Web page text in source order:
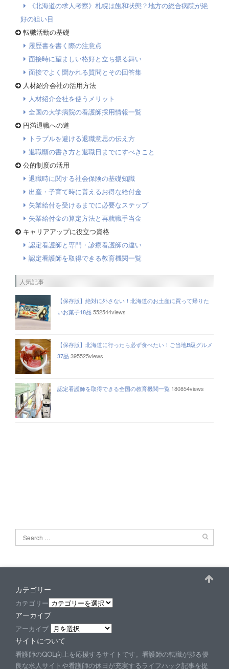
《北海道の求人考察》札幌は飽和状態？地方の総合病院が絶
好の狙い目
転職活動の基礎
履歴書を書く際の注意点
面接時に望ましい格好と立ち振る舞い
面接でよく聞かれる質問とその回答集
人材紹介会社の活用方法
人材紹介会社を使うメリット
全国の大学病院の看護師採用情報一覧
円満退職への道
トラブルを避ける退職意思の伝え方
退職願の書き方と退職日までにすべきこと
公的制度の活用
退職時に関する社会保険の基礎知識
出産・子育て時に貰えるお得な給付金
失業給付を受けるまでに必要なステップ
失業給付金の算定方法と再就職手当金
キャリアアップに役立つ資格
認定看護師と専門・診療看護師の違い
認定看護師を取得できる教育機関一覧
人気記事
【保存版】絶対に外さない！北海道のお土産に買って帰りた
いお菓子18品552544views
【保存版】北海道に行ったら必ず食べたい！ご当地B級グルメ
37品395525views
認定看護師を取得できる全国の教育機関一覧 180854views
カテゴリー
カテゴリー
アーカイブ
アーカイブ
サイトについて
看護師のQOL向上を応援するサイトです。看護師の転職が捗る優
良な求人サイトや看護師の休日が充実するライフハック記事を提